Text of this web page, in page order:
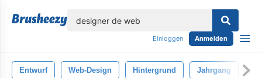
Einloggen Anmelden
Entwurf Web-Design Hintergrund Jahrgang